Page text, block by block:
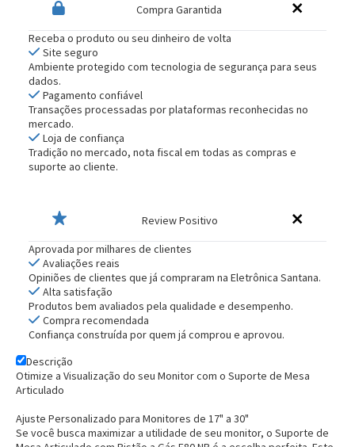
Compra Garantida
Receba o produto ou seu dinheiro de volta
Site seguro
Ambiente protegido com tecnologia de segurança para seus
dados.
Pagamento confiável
Transações processadas por plataformas reconhecidas no
mercado.
Loja de confiança
Tradição no mercado, nota fiscal em todas as compras e
suporte ao cliente.
Review Positivo
Aprovada por milhares de clientes
Avaliações reais
Opiniões de clientes que já compraram na Eletrônica Santana.
Alta satisfação
Produtos bem avaliados pela qualidade e desempenho.
Compra recomendada
Confiança construída por quem já comprou e aprovou.
Descrição
Otimize a Visualização do seu Monitor com o Suporte de Mesa
Articulado
Ajuste Personalizado para Monitores de 17" a 30"
Se você busca maximizar a utilidade de seu monitor, o Suporte de